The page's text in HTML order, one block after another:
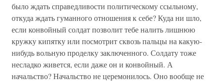
было ждать справедливости политическому ссыльному,
откуда ждать гуманного отношения к себе? Куда ни шло,
если конвойный солдат позволит тебе налить лишнюю
кружку кипятку или посмотрит сквозь пальцы на какую-
нибудь вольную проделку заключенного. Солдату тоже
несладко живется, если даже он и конвойный. А
начальство? Начальство не церемонилось. Оно вообще не